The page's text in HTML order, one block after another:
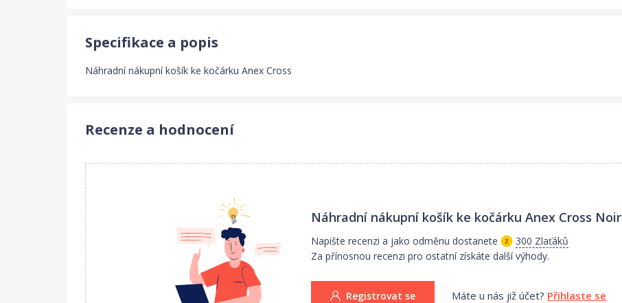
Specifikace a popis
Náhradní nákupní košík ke kočárku Anex Cross
Recenze a hodnocení
Náhradní nákupní košík ke kočárku Anex Cross Noir
Napište recenzi a jako odměnu dostanete
300 Zlaťáků
Za přínosnou recenzi pro ostatní získáte další výhody.
Registrovat se Máte u nás již účet? Přihlaste se